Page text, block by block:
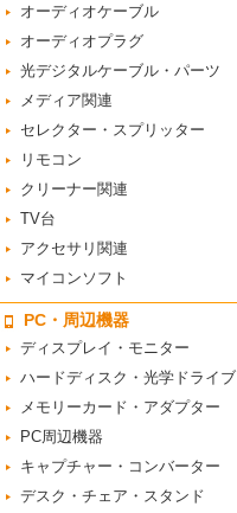
オーディオケーブル
オーディオプラグ
光デジタルケーブル・パーツ
メディア関連
セレクター・スプリッター
リモコン
クリーナー関連
TV台
アクセサリ関連
マイコンソフト
PC・周辺機器
ディスプレイ・モニター
ハードディスク・光学ドライブ
メモリーカード・アダプター
PC周辺機器
キャプチャー・コンバーター
デスク・チェア・スタンド